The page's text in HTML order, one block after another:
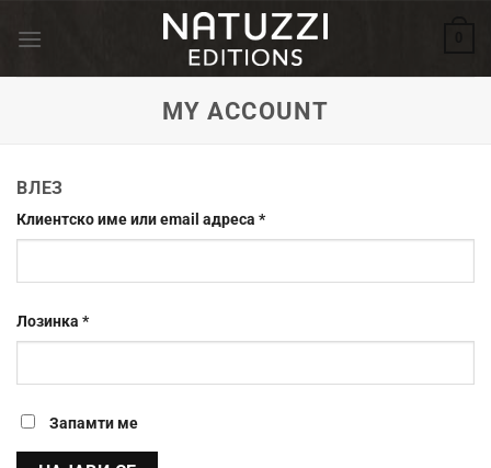
MY ACCOUNT
ВЛЕЗ
Клиентско име или email адреса *Задолжително
Лозинка *Задолжително
Запамти ме